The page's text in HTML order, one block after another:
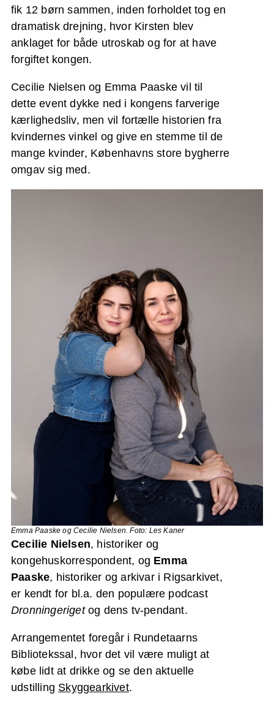
fik 12 børn sammen, inden forholdet tog en
dramatisk drejning, hvor Kirsten blev
anklaget for både utroskab og for at have
forgiftet kongen.
Cecilie Nielsen og Emma Paaske vil til
dette event dykke ned i kongens farverige
kærlighedsliv, men vil fortælle historien fra
kvindernes vinkel og give en stemme til de
mange kvinder, Københavns store bygherre
omgav sig med.
Emma Paaske og Cecilie Nielsen. Foto: Les Kaner
Cecilie Nielsen, historiker og
kongehuskorrespondent, og Emma
Paaske, historiker og arkivar i Rigsarkivet,
er kendt for bl.a. den populære podcast
Dronningeriget og dens tv-pendant.
Arrangementet foregår i Rundetaarns
Bibliotekssal, hvor det vil være muligt at
købe lidt at drikke og se den aktuelle
udstilling Skyggearkivet.